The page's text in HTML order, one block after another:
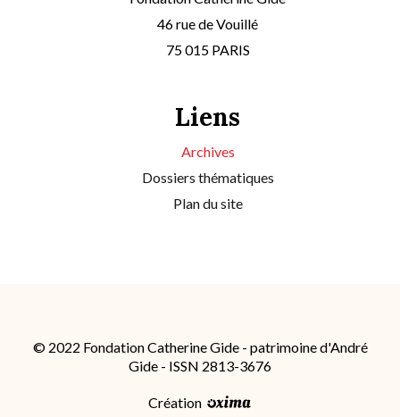
46 rue de Vouillé
75 015 PARIS
Liens
Archives
Dossiers thématiques
Plan du site
© 2022 Fondation Catherine Gide - patrimoine d'André
Gide - ISSN 2813-3676
Création